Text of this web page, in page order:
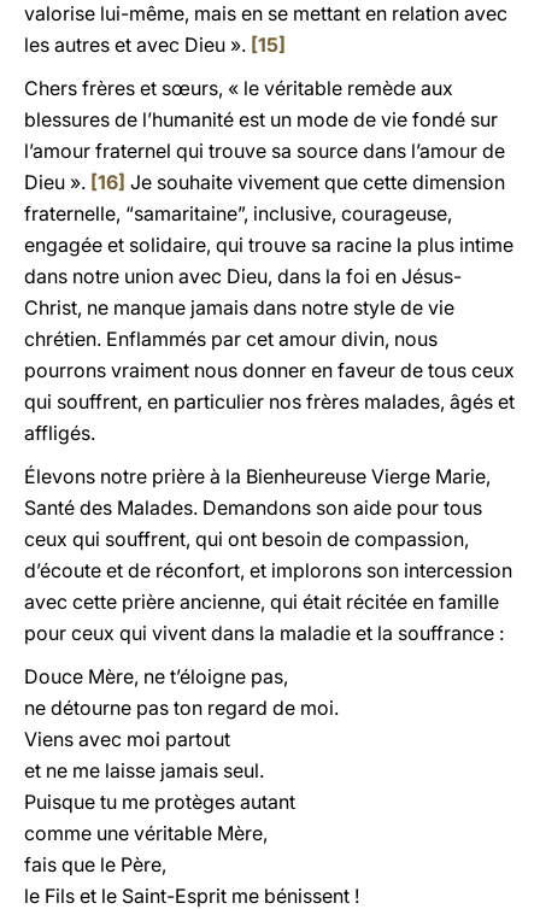
valorise lui-même, mais en se mettant en relation avec
les autres et avec Dieu ». [15]
Chers frères et sœurs, « le véritable remède aux
blessures de l’humanité est un mode de vie fondé sur
l’amour fraternel qui trouve sa source dans l’amour de
Dieu ». [16] Je souhaite vivement que cette dimension
fraternelle, “samaritaine”, inclusive, courageuse,
engagée et solidaire, qui trouve sa racine la plus intime
dans notre union avec Dieu, dans la foi en Jésus-
Christ, ne manque jamais dans notre style de vie
chrétien. Enflammés par cet amour divin, nous
pourrons vraiment nous donner en faveur de tous ceux
qui souffrent, en particulier nos frères malades, âgés et
affligés.
Élevons notre prière à la Bienheureuse Vierge Marie,
Santé des Malades. Demandons son aide pour tous
ceux qui souffrent, qui ont besoin de compassion,
d’écoute et de réconfort, et implorons son intercession
avec cette prière ancienne, qui était récitée en famille
pour ceux qui vivent dans la maladie et la souffrance :
Douce Mère, ne t’éloigne pas,
ne détourne pas ton regard de moi.
Viens avec moi partout
et ne me laisse jamais seul.
Puisque tu me protèges autant
comme une véritable Mère,
fais que le Père,
le Fils et le Saint-Esprit me bénissent !